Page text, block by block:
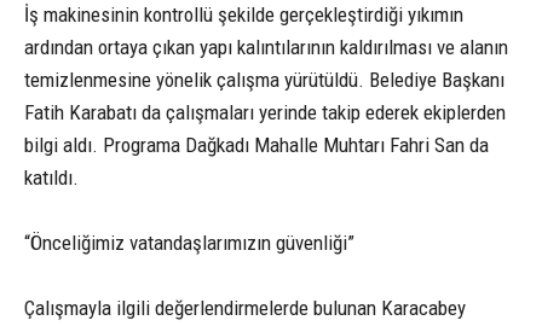
İş makinesinin kontrollü şekilde gerçekleştirdiği yıkımın
ardından ortaya çıkan yapı kalıntılarının kaldırılması ve alanın
temizlenmesine yönelik çalışma yürütüldü. Belediye Başkanı
Fatih Karabatı da çalışmaları yerinde takip ederek ekiplerden
bilgi aldı. Programa Dağkadı Mahalle Muhtarı Fahri San da
katıldı.
“Önceliğimiz vatandaşlarımızın güvenliği”
Çalışmayla ilgili değerlendirmelerde bulunan Karacabey